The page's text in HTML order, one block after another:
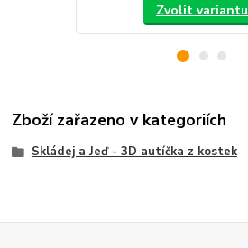
Zvolit variantu
Zboží zařazeno v kategoriích
Skládej a Jeď - 3D autíčka z kostek